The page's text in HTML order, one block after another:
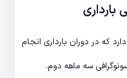
بارداری
که در دوران بارداری انجام
سه ماهه دوم.